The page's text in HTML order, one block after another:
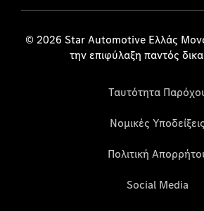
© 2026 Star Automotive Ελλάς
την επιφύλαξη παντός
Ταυτότητα
Νομικές Υποδείξεις
Πολιτική
Social Media